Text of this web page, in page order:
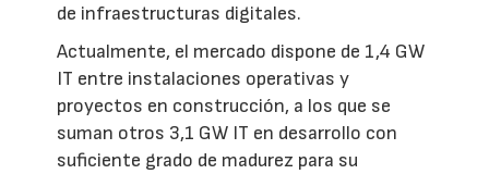
de infraestructuras digitales.
Actualmente, el mercado dispone de 1,4 GW
IT entre instalaciones operativas y
proyectos en construcción, a los que se
suman otros 3,1 GW IT en desarrollo con
suficiente grado de madurez para su